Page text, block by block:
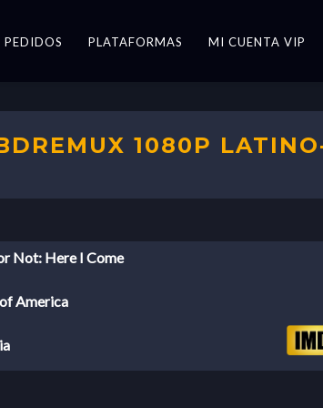
PEDIDOS PLATAFORMAS MI CUENTA VIP
1080P
Not: Here I Come
America